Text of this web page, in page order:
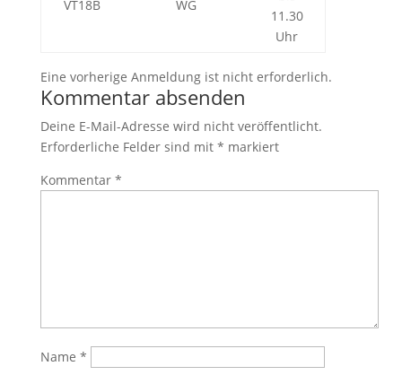
VT18B WG
11.30
Uhr
Eine vorherige Anmeldung ist nicht erforderlich.
Kommentar absenden
Deine E-Mail-Adresse wird nicht veröffentlicht.
Erforderliche Felder sind mit * markiert
Kommentar *
Name *